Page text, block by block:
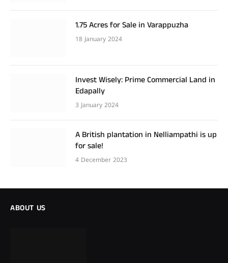
1.75 Acres for Sale in Varappuzha
18 January 2024
Invest Wisely: Prime Commercial Land in
Edapally
3 January 2024
A British plantation in Nelliampathi is up
for sale!
4 December 2023
ABOUT US